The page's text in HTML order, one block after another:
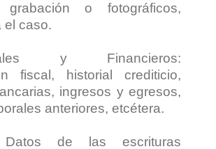
grabación o fotográficos,
el caso.
y Financieros:
fiscal, historial crediticio,
ingresos y egresos,
anteriores, etcétera.
Datos de las escrituras